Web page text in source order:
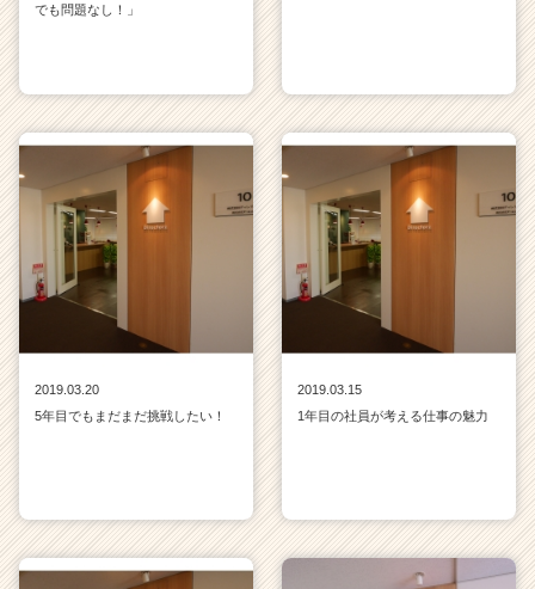
でも問題なし！」
2019.03.20
5年目でもまだまだ挑戦したい！
2019.03.15
1年目の社員が考える仕事の魅力